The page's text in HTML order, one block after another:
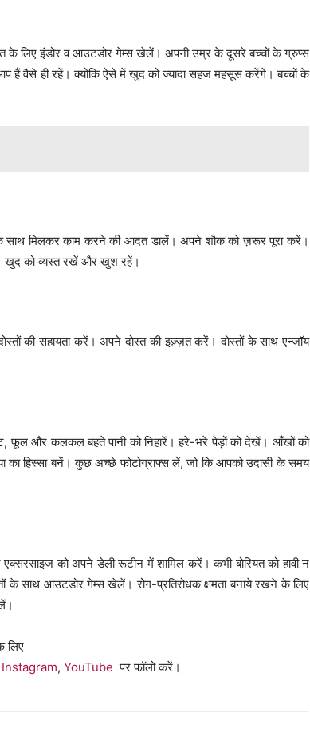
के लिए इंडोर व आउटडोर गेम्स खेलें। अपनी उम्र के दूसरे बच्चों के ग्रुप्स
वैसे ही रहें। क्योंकि ऐसे में खुद को ज्यादा सहज महसूस करेंगे। बच्चों के
साथ मिलकर काम करने की आदत डालें। अपने शौक को ज़रूर पूरा करें।
खुद को व्यस्त रखें और खुश रहें।
की सहायता करें। अपने दोस्त की इज़्ज़त करें। दोस्तों के साथ एन्जॉय
फूल और कलकल बहते पानी को निहारें। हरे-भरे पेड़ों को देखें। आँखों को
हिस्सा बनें। कुछ अच्छे फोटोग्राफ्स लें, जो कि आपको उदासी के समय
को अपने डेली रूटीन में शामिल करें। कभी बोरियत को हावी न
के साथ आउटडोर गेम्स खेलें। रोग-प्रतिरोधक क्षमता बनाये रखने के लिए
लिए
Instagram, YouTube पर फॉलो करें।